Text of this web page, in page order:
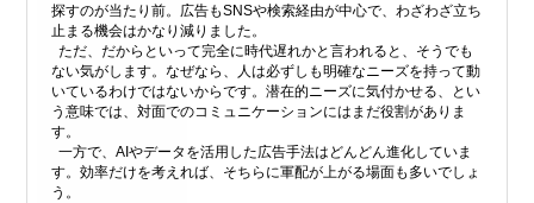
探すのが当たり前。広告もSNSや検索経由が中心で、わざわざ立ち
止まる機会はかなり減りました。
ただ、だからといって完全に時代遅れかと言われると、そうでも
ない気がします。なぜなら、人は必ずしも明確なニーズを持って動
いているわけではないからです。潜在的ニーズに気付かせる、とい
う意味では、対面でのコミュニケーションにはまだ役割がありま
す。
一方で、AIやデータを活用した広告手法はどんどん進化していま
す。効率だけを考えれば、そちらに軍配が上がる場面も多いでしょ
う。